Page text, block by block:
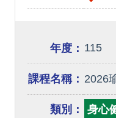
年度： 115
課程名稱： 2026
類別： 身心